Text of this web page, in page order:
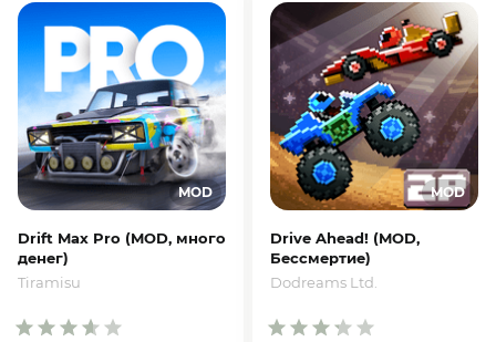
Drift Max Pro (MOD, много
денег)
Tiramisu
Drive Ahead! (MOD,
Бессмертие)
Dodreams Ltd.